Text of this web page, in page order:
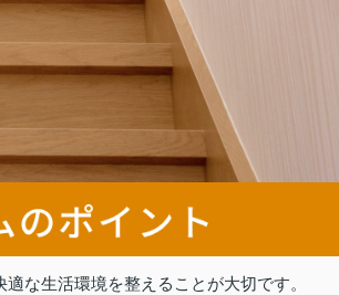
な生活環境を整えることが大切です。